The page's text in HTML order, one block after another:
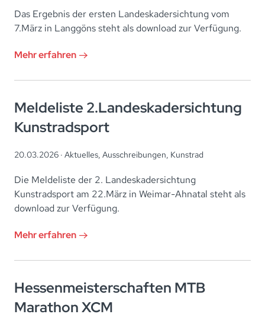
Das Ergebnis der ersten Landeskadersichtung vom
7.März in Langgöns steht als download zur Verfügung.
Mehr erfahren
Meldeliste 2.Landeskadersichtung
Kunstradsport
20.03.2026 · Aktuelles, Ausschreibungen, Kunstrad
Die Meldeliste der 2. Landeskadersichtung
Kunstradsport am 22.März in Weimar-Ahnatal steht als
download zur Verfügung.
Mehr erfahren
Hessenmeisterschaften MTB
Marathon XCM